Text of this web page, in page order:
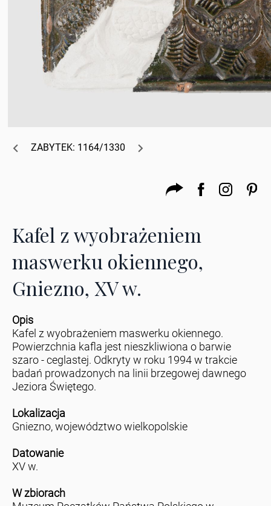
ZABYTEK: 1164/1330
Kafel z wyobrażeniem
maswerku okiennego,
Gniezno, XV w.
Opis
Kafel z wyobrażeniem maswerku okiennego.
Powierzchnia kafla jest nieszkliwiona o barwie
szaro - ceglastej. Odkryty w roku 1994 w trakcie
badań prowadzonych na linii brzegowej dawnego
Jeziora Świętego.
Lokalizacja
Gniezno, województwo wielkopolskie
Datowanie
XV w.
W zbiorach